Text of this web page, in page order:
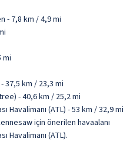
- 7,8 km / 4,9 mi
mi
37,5 km / 23,3 mi
- 40,6 km / 25,2 mi
Havalimanı (ATL) - 53 km / 32,9 mi
için önerilen havaalanı
Havalimanı (ATL).